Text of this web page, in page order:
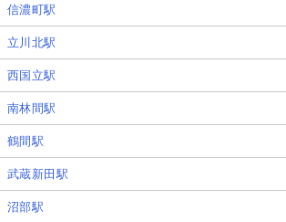
信濃町駅
立川北駅
西国立駅
南林間駅
鶴間駅
武蔵新田駅
沼部駅